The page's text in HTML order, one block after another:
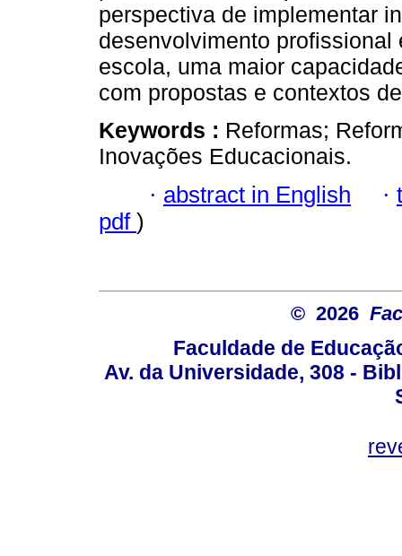
perspectiva de implementar
desenvolvimento
escola, uma maior
com propostas e contextos
Keywords : Reformas;
Inovações Educacionais.
· abstract in English ·
pdf )
© 2026
Faculdade de
Av. da Universidade, 308 -